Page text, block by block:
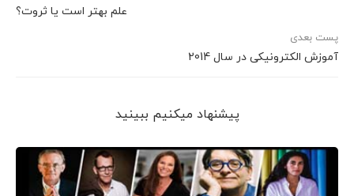
علم بهتر است یا ثروت؟
پست بعدی
آموزش الکترونیکی در سال 2014
پیشنهاد می‎کنیم ببینید